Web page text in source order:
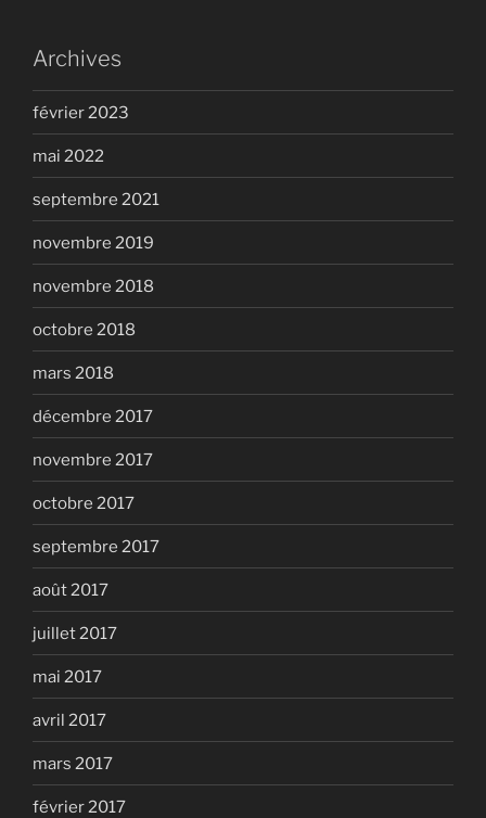
Archives
février 2023
mai 2022
septembre 2021
novembre 2019
novembre 2018
octobre 2018
mars 2018
décembre 2017
novembre 2017
octobre 2017
septembre 2017
août 2017
juillet 2017
mai 2017
avril 2017
mars 2017
février 2017